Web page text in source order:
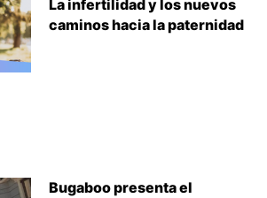
La infertilidad y los nuevos
caminos hacia la paternidad
Bugaboo presenta el